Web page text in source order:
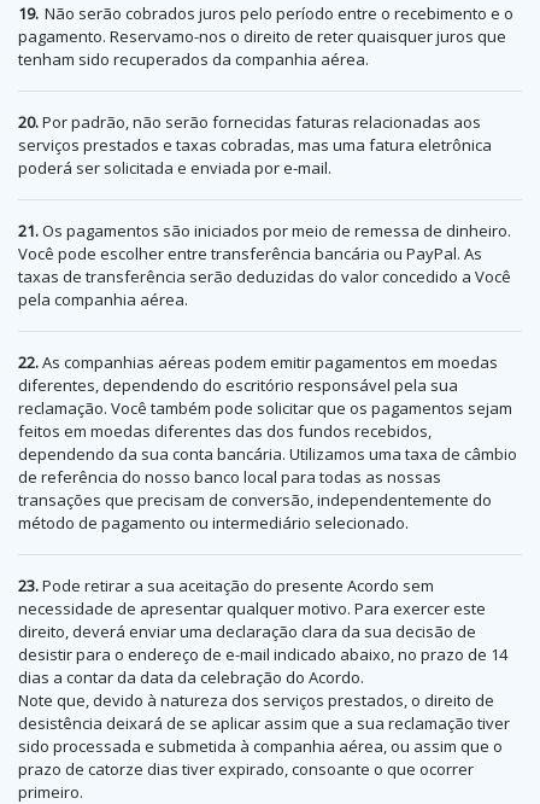
19. Não serão cobrados juros pelo período entre o recebimento e o
pagamento. Reservamo-nos o direito de reter quaisquer juros que
tenham sido recuperados da companhia aérea.
20.Por padrão, não serão fornecidas faturas relacionadas aos
serviços prestados e taxas cobradas, mas uma fatura eletrônica
poderá ser solicitada e enviada por e-mail.
21.Os pagamentos são iniciados por meio de remessa de dinheiro.
Você pode escolher entre transferência bancária ou PayPal. As
taxas de transferência serão deduzidas do valor concedido a Você
pela companhia aérea.
22.As companhias aéreas podem emitir pagamentos em moedas
diferentes, dependendo do escritório responsável pela sua
reclamação. Você também pode solicitar que os pagamentos sejam
feitos em moedas diferentes das dos fundos recebidos,
dependendo da sua conta bancária. Utilizamos uma taxa de câmbio
de referência do nosso banco local para todas as nossas
transações que precisam de conversão, independentemente do
método de pagamento ou intermediário selecionado.
23.Pode retirar a sua aceitação do presente Acordo sem
necessidade de apresentar qualquer motivo. Para exercer este
direito, deverá enviar uma declaração clara da sua decisão de
desistir para o endereço de e-mail indicado abaixo, no prazo de 14
dias a contar da data da celebração do Acordo.
Note que, devido à natureza dos serviços prestados, o direito de
desistência deixará de se aplicar assim que a sua reclamação tiver
sido processada e submetida à companhia aérea, ou assim que o
prazo de catorze dias tiver expirado, consoante o que ocorrer
primeiro.